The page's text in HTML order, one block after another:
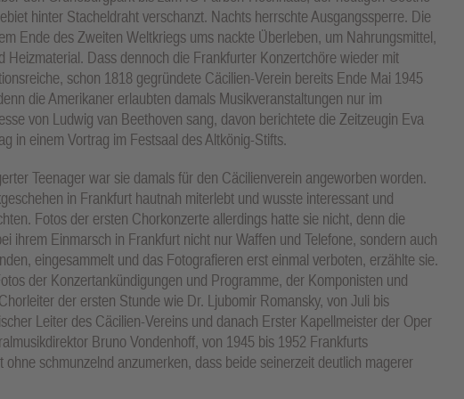
hinter Stacheldraht verschanzt. Nachts herrschte Ausgangssperre. Die
Ende des Zweiten Weltkriegs ums nackte Überleben, um Nahrungsmittel,
Heizmaterial. Dass dennoch die Frankfurter Konzertchöre wieder mit
schon 1818 gegründete Cäcilien-Verein bereits Ende Mai 1945
die Amerikaner erlaubten damals Musikveranstaltungen nur im
von Ludwig van Beethoven sang, davon berichtete die Zeitzeugin Eva
in einem Vortrag im Festsaal des Altkönig-Stifts.
Teenager war sie damals für den Cäcilienverein angeworben worden.
in Frankfurt hautnah miterlebt und wusste interessant und
Fotos der ersten Chorkonzerte allerdings hatte sie nicht, denn die
ihrem Einmarsch in Frankfurt nicht nur Waffen und Telefone, sondern auch
eingesammelt und das Fotografieren erst einmal verboten, erzählte sie.
der Konzertankündigungen und Programme, der Komponisten und
der ersten Stunde wie Dr. Ljubomir Romansky, von Juli bis
Leiter des Cäcilien-Vereins und danach Erster Kapellmeister der Oper
Bruno Vondenhoff, von 1945 bis 1952 Frankfurts
ohne schmunzelnd anzumerken, dass beide seinerzeit deutlich magerer